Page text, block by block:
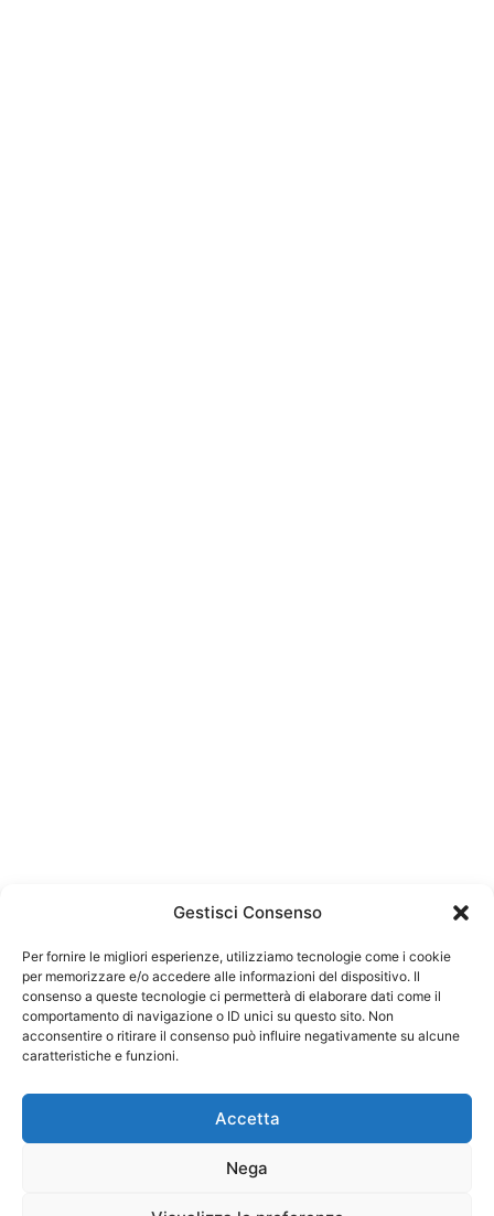
Gestisci Consenso
Per fornire le migliori esperienze, utilizziamo tecnologie come i cookie
per memorizzare e/o accedere alle informazioni del dispositivo. Il
consenso a queste tecnologie ci permetterà di elaborare dati come il
comportamento di navigazione o ID unici su questo sito. Non
acconsentire o ritirare il consenso può influire negativamente su alcune
caratteristiche e funzioni.
Accetta
Nega